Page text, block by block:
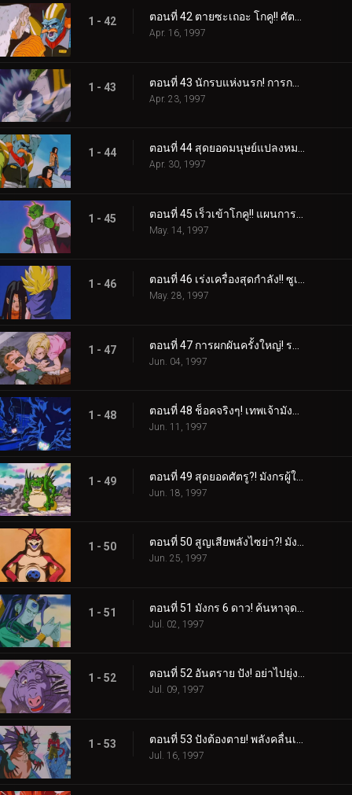
1 - 42 ตอนที่ 42 ตายซะเถอะ โกคู!! ศัตรูมหาแกร่งจากนรก
Apr. 16, 1997
1 - 43
Apr. 23, 1997
1 - 44 ตอนที่ 44 สุดยอดมนุษย์แปลงหมายเลข 17 สองคน รวมร่าง!
Apr. 30, 1997
1 - 45
May. 14, 1997
1 - 46 ตอนที่ 46 เร่งเครื่องสุดกำลัง!! ซูเปอร์ไซย่า 4 ปะทะ ซูเปอร์หมายเลข 17
May. 28, 1997
1 - 47
Jun. 04, 1997
1 - 48 ตอนที่ 48 ช็อคจริงๆ! เทพเจ้ามังกรกลายเป็นศัตรู?!
Jun. 11, 1997
1 - 49
Jun. 18, 1997
1 - 50 ตอนที่ 50 สูญเสียพลังไซย่า?! มังกร 5 ดาว ปีศาจแห่งสายฟ้า
Jun. 25, 1997
1 - 51
Jul. 02, 1997
1 - 52 ตอนที่ 52 อันตราย ปัง! อย่าไปยุ่งกับมังกร 7 ดาว
Jul. 09, 1997
1 - 53
Jul. 16, 1997